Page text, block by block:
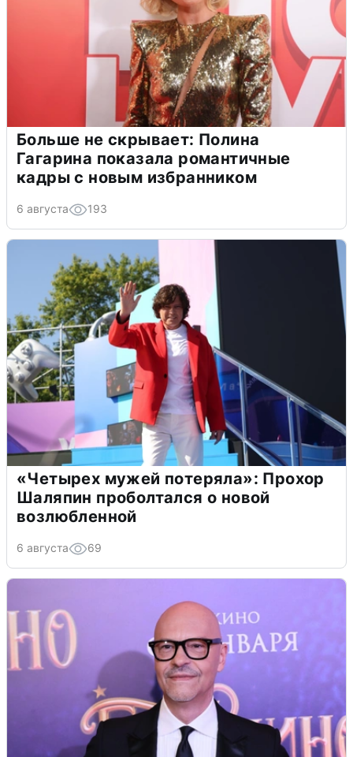
Больше не скрывает: Полина
Гагарина показала романтичные
кадры с новым избранником
6 августа 193
«Четырех мужей потеряла»: Прохор
Шаляпин проболтался о новой
возлюбленной
6 августа 69